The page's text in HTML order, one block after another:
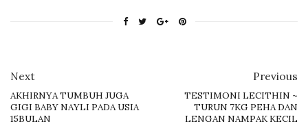
Next
AKHIRNYA TUMBUH JUGA
GIGI BABY NAYLI PADA USIA
15BULAN
Previous
TESTIMONI LECITHIN ~
TURUN 7KG PEHA DAN
LENGAN NAMPAK KECIL